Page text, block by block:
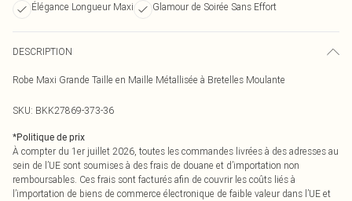
Élégance Longueur Maxi
Glamour de Soirée Sans Effort
DESCRIPTION
Robe Maxi Grande Taille en Maille Métallisée à Bretelles Moulante
SKU: BKK27869-373-36
*Politique de prix
À compter du 1er juillet 2026, toutes les commandes livrées à des adresses au
sein de l’UE sont soumises à des frais de douane et d’importation non
remboursables. Ces frais sont facturés afin de couvrir les coûts liés à
l’importation de biens de commerce électronique de faible valeur dans l’UE et